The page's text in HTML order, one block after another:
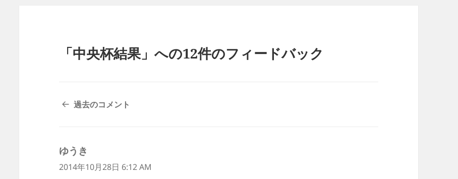
「中央杯結果」への12件のフィードバック
コ
ナ
ビ
過去のコメント
ゆうき
り:
2014年10月28日 6:12 AM